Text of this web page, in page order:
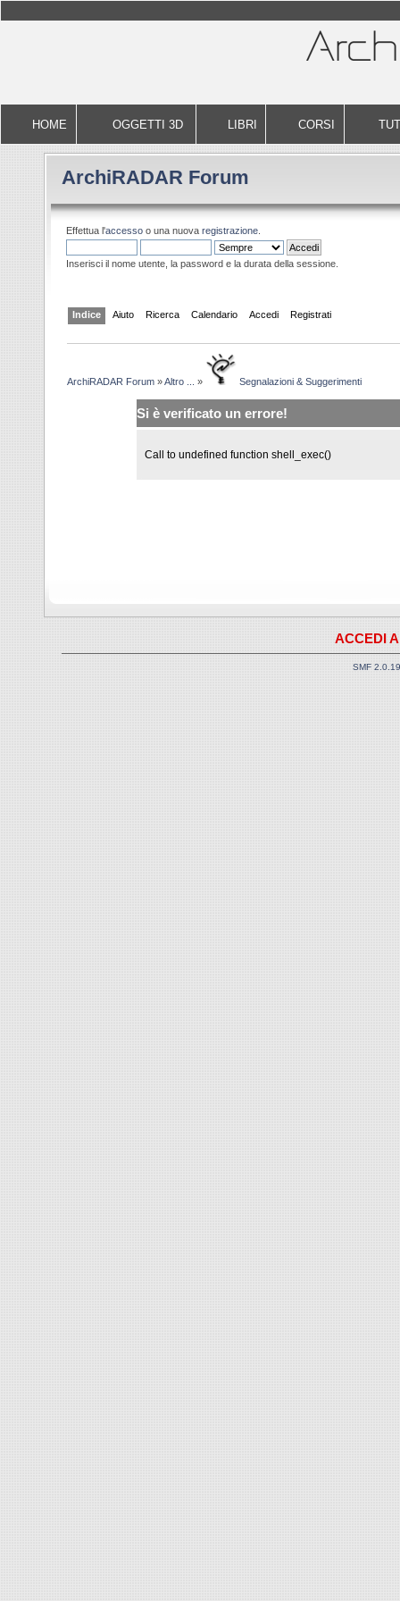
HOME OGGETTI 3D LIBRI CORSI
ArchiRADAR Forum
Effettua l'accesso o una nuova registrazione.
Inserisci il nome utente, la password e la durata della sessione.
Indice Aiuto Ricerca Calendario Accedi Registrati
ArchiRADAR Forum »Altro ... » Segnalazioni & Suggerimenti
Si è verificato un errore!
Call to undefined function shell_exec()
ACCEDI
SMF 2.0.19